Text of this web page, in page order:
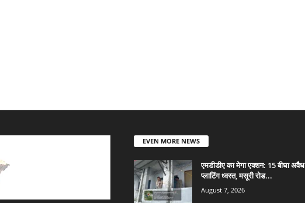
EVEN MORE NEWS
एमडीडीए का मेगा एक्शन: 15 बीघा अवैध
प्लाटिंग ध्वस्त, मसूरी रोड...
August 7, 2026